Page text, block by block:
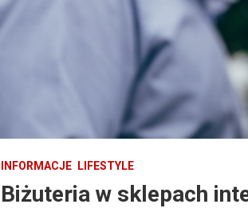
INFORMACJE LIFESTYLE
Biżuteria w sklepach